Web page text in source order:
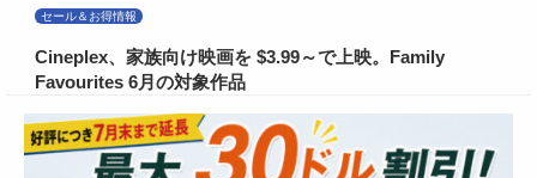
セール＆お得情報
Cineplex、家族向け映画を $3.99～で上映。Family
Favourites 6月の対象作品